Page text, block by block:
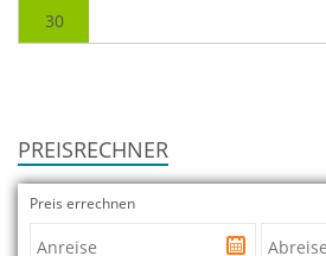
30
PREISRECHNER
Preis errechnen